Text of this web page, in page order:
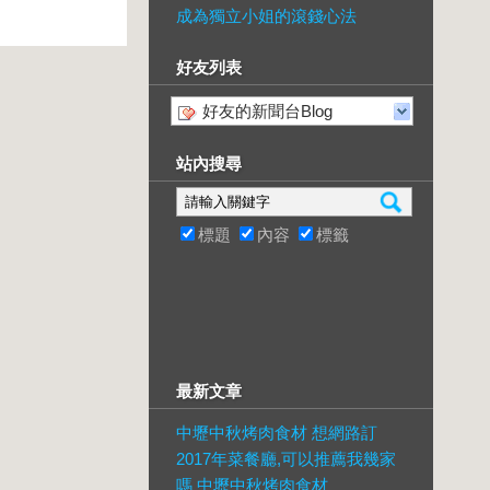
成為獨立小姐的滾錢心法
好友列表
好友的新聞台Blog
站內搜尋
標題 內容 標籤
最新文章
中壢中秋烤肉食材 想網路訂
2017年菜餐廳,可以推薦我幾家
嗎 中壢中秋烤肉食材